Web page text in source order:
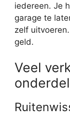
iedereen. Je
garage te
zelf
geld.
Veel